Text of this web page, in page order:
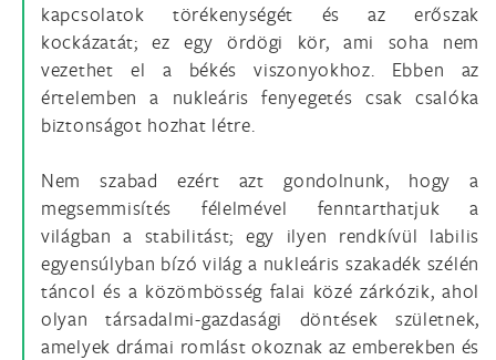
kapcsolatok törékenységét és az erőszak
kockázatát; ez egy ördögi kör, ami soha nem
vezethet el a békés viszonyokhoz. Ebben az
értelemben a nukleáris fenyegetés csak csalóka
biztonságot hozhat létre.
Nem szabad ezért azt gondolnunk, hogy a
megsemmisítés félelmével fenntarthatjuk a
világban a stabilitást; egy ilyen rendkívül labilis
egyensúlyban bízó világ a nukleáris szakadék szélén
táncol és a közömbösség falai közé zárkózik, ahol
olyan társadalmi-gazdasági döntések születnek,
amelyek drámai romlást okoznak az emberekben és